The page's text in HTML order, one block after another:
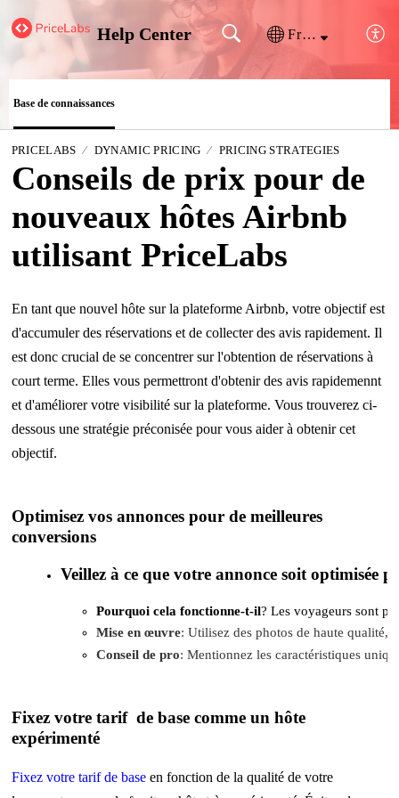
Help Center Français (France)
Base de connaissances
PRICELABS DYNAMIC PRICING PRICING STRATEGIES
Conseils de prix pour de
nouveaux hôtes Airbnb
utilisant PriceLabs
En tant que nouvel hôte sur la plateforme Airbnb, votre objectif est
d'accumuler des réservations et de collecter des avis rapidement. Il
est donc crucial de se concentrer sur l'obtention de réservations à
court terme. Elles vous permettront d'obtenir des avis rapidemennt
et d'améliorer votre visibilité sur la plateforme. Vous trouverez ci-
dessous une stratégie préconisée pour vous aider à obtenir cet
objectif.
Optimisez vos annonces pour de meilleures
conversions
Veillez à ce que votre annonce soit optimisée
Pourquoi cela fonctionne-t-il? Les voyageurs sont
Mise en œuvre: Utilisez des photos de haute qualité,
Conseil de pro: Mentionnez les caractéristiques
Fixez votre tarif de base comme un hôte
expérimenté
Fixez votre tarif de baseen fonction de la qualité de votre